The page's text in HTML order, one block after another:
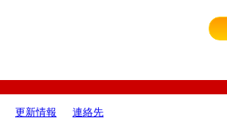
更新情報 連絡先